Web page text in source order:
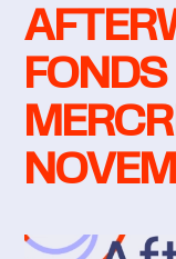
Projets